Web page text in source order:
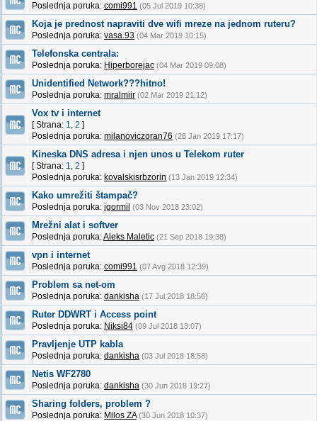
Poslednja poruka: comi991 (05 Jul 2019 10:38)
Koja je prednost napraviti dve wifi mreze na jednom ruteru?
Poslednja poruka: vasa.93 (04 Mar 2019 10:15)
Telefonska centrala:
Poslednja poruka: Hiperborejac (04 Mar 2019 09:08)
Unidentified Network???hitno!
Poslednja poruka: mralmiir (02 Mar 2019 21:12)
Vox tv i internet
[ Strana: 1, 2 ]
Poslednja poruka: milanoviczoran76 (28 Jan 2019 17:17)
Kineska DNS adresa i njen unos u Telekom ruter
[ Strana: 1, 2 ]
Poslednja poruka: kovalskisrbzorin (13 Jan 2019 12:34)
Kako umrežiti štampač?
Poslednja poruka: igormil (03 Nov 2018 23:02)
Mrežni alat i softver
Poslednja poruka:Aleks Maletic (21 Sep 2018 19:38)
vpn i internet
Poslednja poruka: comi991 (07 Avg 2018 12:39)
Problem sa net-om
Poslednja poruka: dankisha (17 Jul 2018 18:56)
Ruter DDWRT i Access point
Poslednja poruka: Niksi84 (09 Jul 2018 13:07)
Pravljenje UTP kabla
Poslednja poruka: dankisha (03 Jul 2018 18:58)
Netis WF2780
Poslednja poruka: dankisha (30 Jun 2018 19:27)
Sharing folders, problem ?
Poslednja poruka: Milos ZA (30 Jun 2018 10:37)